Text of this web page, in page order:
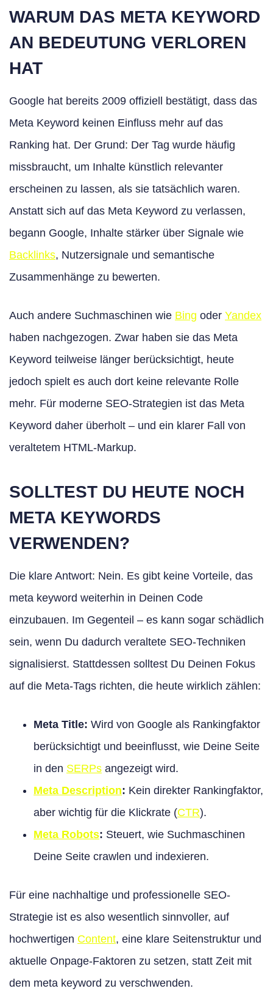
WARUM DAS META KEYWORD
AN BEDEUTUNG VERLOREN
HAT
Google hat bereits 2009 offiziell bestätigt, dass das
Meta Keyword keinen Einfluss mehr auf das
Ranking hat. Der Grund: Der Tag wurde häufig
missbraucht, um Inhalte künstlich relevanter
erscheinen zu lassen, als sie tatsächlich waren.
Anstatt sich auf das Meta Keyword zu verlassen,
begann Google, Inhalte stärker über Signale wie
Backlinks, Nutzersignale und semantische
Zusammenhänge zu bewerten.
Auch andere Suchmaschinen wie Bing oder Yandex
haben nachgezogen. Zwar haben sie das Meta
Keyword teilweise länger berücksichtigt, heute
jedoch spielt es auch dort keine relevante Rolle
mehr. Für moderne SEO-Strategien ist das Meta
Keyword daher überholt – und ein klarer Fall von
veraltetem HTML-Markup.
SOLLTEST DU HEUTE NOCH
META KEYWORDS
VERWENDEN?
Die klare Antwort: Nein. Es gibt keine Vorteile, das
meta keyword weiterhin in Deinen Code
einzubauen. Im Gegenteil – es kann sogar schädlich
sein, wenn Du dadurch veraltete SEO-Techniken
signalisierst. Stattdessen solltest Du Deinen Fokus
auf die Meta-Tags richten, die heute wirklich zählen:
Meta Title: Wird von Google als Rankingfaktor
berücksichtigt und beeinflusst, wie Deine Seite
in den SERPs angezeigt wird.
Meta Description: Kein direkter Rankingfaktor,
aber wichtig für die Klickrate (CTR).
Meta Robots: Steuert, wie Suchmaschinen
Deine Seite crawlen und indexieren.
Für eine nachhaltige und professionelle SEO-
Strategie ist es also wesentlich sinnvoller, auf
hochwertigen Content, eine klare Seitenstruktur und
aktuelle Onpage-Faktoren zu setzen, statt Zeit mit
dem meta keyword zu verschwenden.